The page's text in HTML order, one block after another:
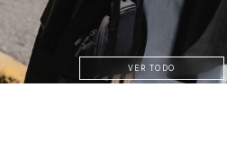
VER TODO